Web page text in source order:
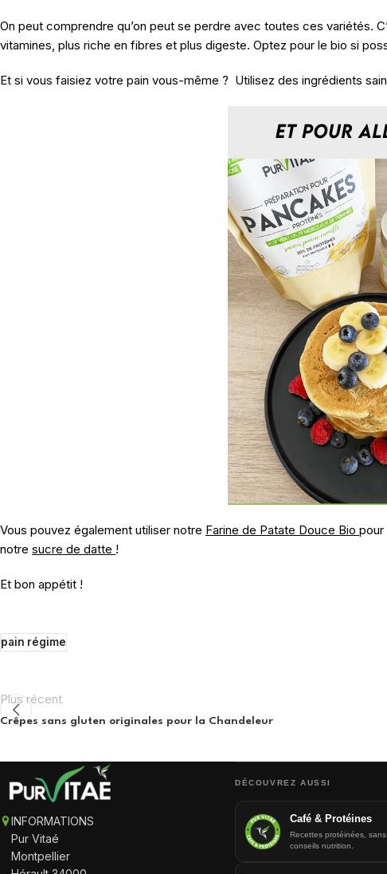
On peut comprendre qu’on peut se perdre avec toutes ces variétés.
vitamines, plus riche en fibres et plus digeste. Optez pour le bio si
Et si vous faisiez votre pain vous-même ? Utilisez des ingrédients
Vous pouvez également utiliser notre Farine de Patate Douce Bio pour
notre sucre de datte !
Et bon appétit !
pain régime
Plus récent
Crêpes sans gluten originales pour la Chandeleur
INFORMATIONS
Pur Vitaé
Montpellier
DÉCOUVREZ AUSSI
Café & Protéines
Recettes protéinées,
conseils nutrition.